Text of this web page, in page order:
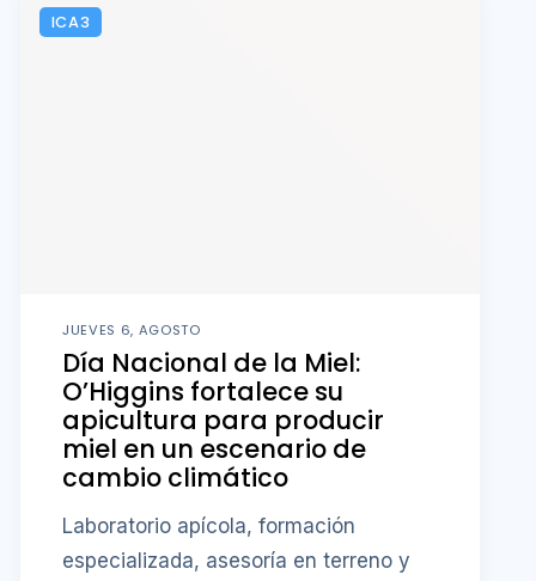
ICA3
JUEVES 6, AGOSTO
Día Nacional de la Miel:
O’Higgins fortalece su
apicultura para producir
miel en un escenario de
cambio climático
Laboratorio apícola, formación
especializada, asesoría en terreno y